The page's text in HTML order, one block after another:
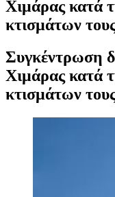
Χιμάρας κατά
κτισμάτων
Συγκέντρωση
Χιμάρας κατά
κτισμάτων